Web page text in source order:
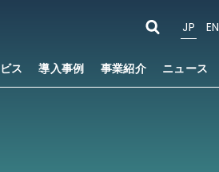
ス 導入事例 事業紹介 ニュース
JP EN